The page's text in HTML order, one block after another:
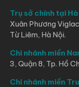
Trụ sở chính tại
Xuân Phương
Từ Liêm, Hà Nội.
Chi nhánh miền
3, Quận 8, Tp. Hồ
Chi nhánh miền